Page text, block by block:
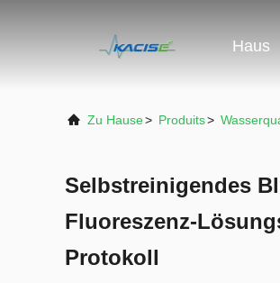
Haus
Zu Hause> Produits>
Selbstreinigendes
Fluoreszenz-
Protokoll